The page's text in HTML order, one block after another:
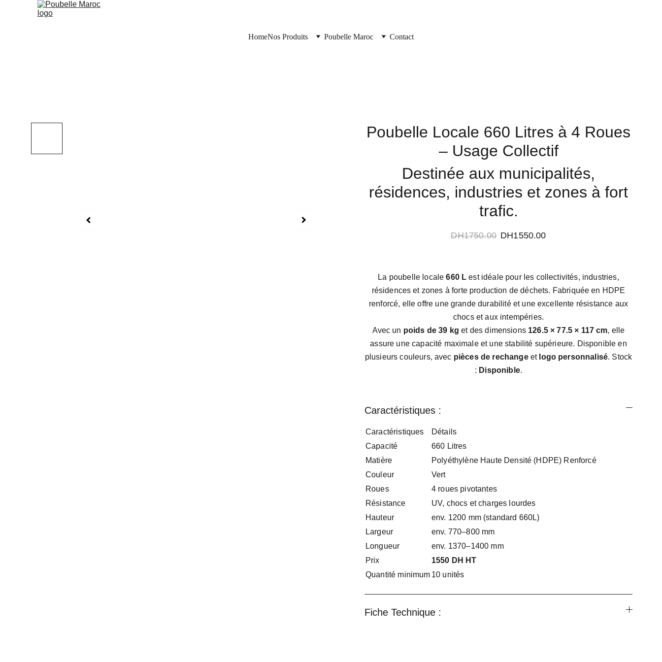
HomeNos Produits Poubelle Maroc Contact
Poubelle Locale 660 Litres à 4 Roues
– Usage Collectif
Destinée aux municipalités,
résidences, industries et zones à fort
trafic.
DH1750.00 DH1550.00
La poubelle locale660 L est idéale pour les collectivités, industries,
résidences et zones à forte production de déchets. Fabriquée en HDPE
renforcé, elle offre une grande durabilité et une excellente résistance aux
chocs et aux intempéries.
Avec un poids de 39 kg et des dimensions 126.5 × 77.5 × 117 cm, elle
assure une capacité maximale et une stabilité supérieure. Disponible en
plusieurs couleurs, avec pièces de rechangeet logo personnalisé. Stock
: Disponible.
Caractéristiques :
Caractéristiques
Détails
Capacité
660 Litres
Matière
Polyéthylène Haute Densité (HDPE) Renforcé
Couleur
Vert
Roues
4 roues pivotantes
Résistance
UV, chocs et charges lourdes
Hauteur
env. 1200 mm (standard 660L)
Largeur
env. 770–800 mm
Longueur
env. 1370–1400 mm
Prix
1550 DH HT
Quantité minimum 10 unités
Fiche Technique :